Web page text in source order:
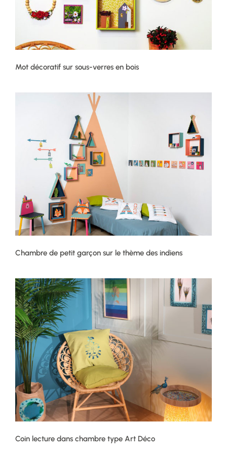
Mot décoratif sur sous-verres en bois
Chambre de petit garçon sur le thème des indiens
Coin lecture dans chambre type Art Déco